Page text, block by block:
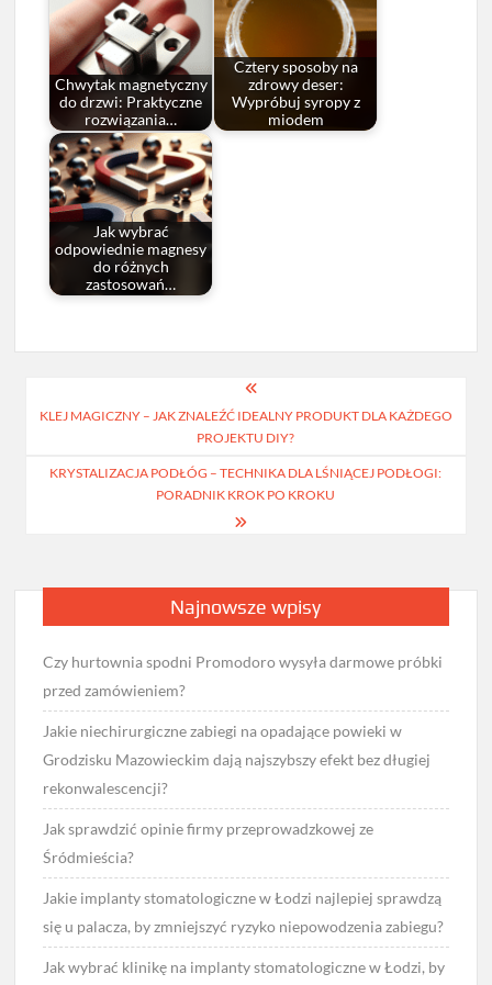
Chwytak magnetyczny
do drzwi: Praktyczne
rozwiązania…
Cztery sposoby na
zdrowy deser:
Wypróbuj syropy z
miodem
Jak wybrać
odpowiednie magnesy
do różnych
zastosowań…
wpisu
KLEJ MAGICZNY – JAK ZNALEŹĆ IDEALNY PRODUKT DLA KAŻDEGO
PROJEKTU DIY?
KRYSTALIZACJA PODŁÓG – TECHNIKA DLA LŚNIĄCEJ PODŁOGI:
PORADNIK KROK PO KROKU
Najnowsze wpisy
Czy hurtownia spodni Promodoro wysyła darmowe próbki
przed zamówieniem?
Jakie niechirurgiczne zabiegi na opadające powieki w
Grodzisku Mazowieckim dają najszybszy efekt bez długiej
rekonwalescencji?
Jak sprawdzić opinie firmy przeprowadzkowej ze
Śródmieścia?
Jakie implanty stomatologiczne w Łodzi najlepiej sprawdzą
się u palacza, by zmniejszyć ryzyko niepowodzenia zabiegu?
Jak wybrać klinikę na implanty stomatologiczne w Łodzi, by